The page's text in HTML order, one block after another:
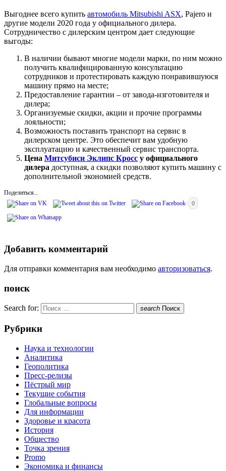
Выгоднее всего купить автомобиль Mitsubishi ASX, Pajero и
другие модели 2020 года у официального дилера.
Сотрудничество с дилерским центром дает следующие
выгоды:
В наличии бывают многие модели марки, по ним можно
получить квалифицированную консультацию
сотрудников и протестировать каждую понравившуюся
машину прямо на месте;
Предоставление гарантии – от завода-изготовителя и
дилера;
Организуемые скидки, акции и прочие программы
лояльности;
Возможность поставить транспорт на сервис в
дилерском центре. Это обеспечит вам удобную
эксплуатацию и качественный сервис транспорта.
Цена Митсубиси Эклипс Кросс у официального
дилера доступная, а скидки позволяют купить машину с
дополнительной экономией средств.
Поделиться...
0
Добавить комментарий
Для отправки комментария вам необходимо авторизоваться.
поиск
Search for: search Поиск
Рубрики
Наука и технологии
Аналитика
Геополитика
Пресс-релизы
Пёстрый мир
Текущие события
Глобальные вопросы
Для информации
Здоровье и красота
История
Общество
Точка зрения
Promo
Экономика и финансы